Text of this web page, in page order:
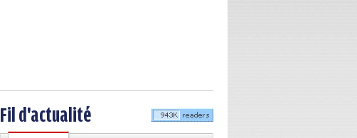
Fil d'actualité